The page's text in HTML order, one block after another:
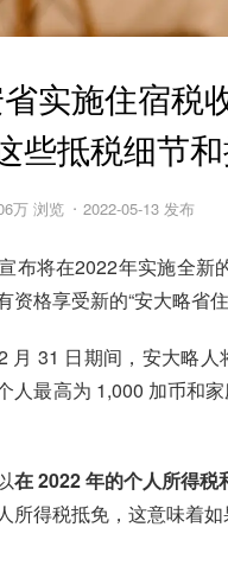
实施住宿税
些抵税细节
万 浏览 2022-05-13 发布
布将在2022年实施全新
格享受新的“安大略省住
月 31 日期间，安大略
人最高为 1,000 加币和
在 2022 年的个人所得税
所得税抵免，这意味着